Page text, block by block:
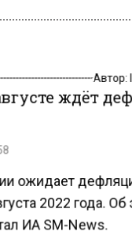
Автор:
ждёт
ожидает
2022 года. Об
ИА SM-News.